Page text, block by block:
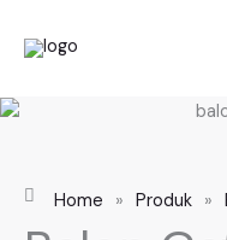
Home » Produk »